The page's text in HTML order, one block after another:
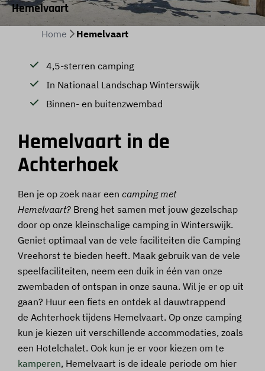
Hemelvaart
Home Hemelvaart
4,5-sterren camping
In Nationaal Landschap Winterswijk
Binnen- en buitenzwembad
Hemelvaart in de
Achterhoek
Ben je op zoek naar eencamping met
Hemelvaart? Breng het samen met jouw gezelschap
door op onze kleinschalige camping in Winterswijk.
Geniet optimaal van de vele faciliteiten die Camping
Vreehorst te bieden heeft. Maak gebruik van de vele
speelfaciliteiten, neem een duik in één van onze
zwembaden of ontspan in onze sauna. Wil je er op uit
gaan? Huur een fiets en ontdek al dauwtrappend
de Achterhoek tijdens Hemelvaart. Op onze camping
kun je kiezen uit verschillende accommodaties, zoals
een Hotelchalet. Ook kun je er voor kiezen om te
kamperen, Hemelvaart is de ideale periode om hier